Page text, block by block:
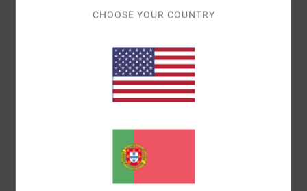
Normal
Mangas curtas
Fecho com botão
Bolso único no peito
Bainha: Bainha de recorte semilunar
100% algodão
CHOOSE YOUR COUNTRY